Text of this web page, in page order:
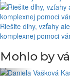
Riešite dlhy, vzťahy
komplexnej pomoci
Mohlo by